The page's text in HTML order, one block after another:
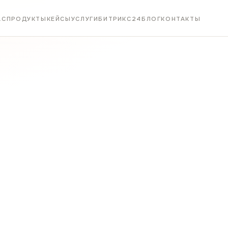
ПРОДУКТЫ КЕЙСЫ УСЛУГИ БИТРИКС24 БЛОГКОНТАКТЫ